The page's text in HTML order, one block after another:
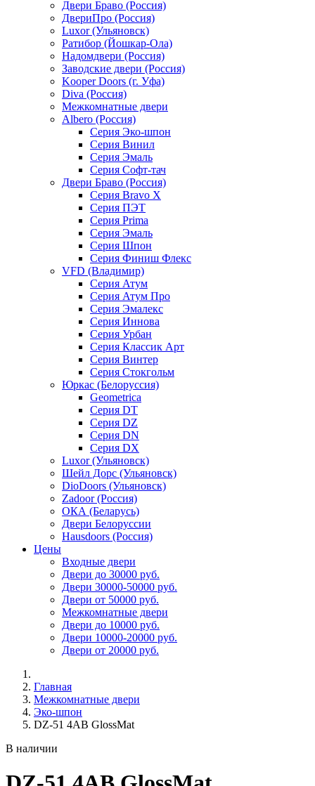
Двери Браво (Россия)
ДвериПро (Россия)
Luxor (Ульяновск)
Ратибор (Йошкар-Ола)
Надомдвери (Россия)
Заводские двери (Россия)
Kooper Doors (г. Уфа)
Diva (Россия)
Межкомнатные двери
Albero (Россия)
Серия Эко-шпон
Серия Винил
Серия Эмаль
Серия Софт-тач
Двери Браво (Россия)
Серия Bravo X
Серия ПЭТ
Серия Prima
Серия Эмаль
Серия Шпон
Серия Финиш Флекс
VFD (Владимир)
Серия Атум
Серия Атум Про
Серия Эмалекс
Серия Иннова
Серия Урбан
Серия Классик Арт
Серия Винтер
Серия Стокгольм
Юркас (Белоруссия)
Geometrica
Серия DT
Серия DZ
Серия DN
Серия DX
Luxor (Ульяновск)
Шейл Дорс (Ульяновск)
DioDoors (Ульяновск)
Zadoor (Россия)
ОКА (Беларусь)
Двери Белоруссии
Hausdoors (Россия)
Цены
Входные двери
Двери до 30000 руб.
Двери 30000-50000 руб.
Двери от 50000 руб.
Межкомнатные двери
Двери до 10000 руб.
Двери 10000-20000 руб.
Двери от 20000 руб.
Главная
Межкомнатные двери
Эко-шпон
DZ-51 4AB GlossMat
В наличии